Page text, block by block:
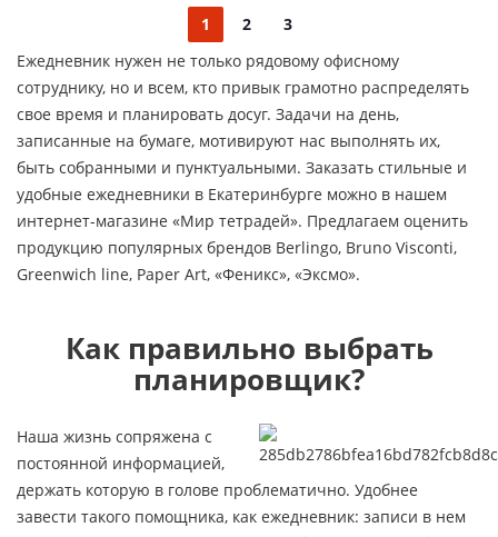
1 2
3
Ежедневник нужен не только рядовому офисному
сотруднику, но и всем, кто привык грамотно распределять
свое время и планировать досуг. Задачи на день,
записанные на бумаге, мотивируют нас выполнять их,
быть собранными и пунктуальными. Заказать стильные и
удобные ежедневники в Екатеринбурге можно в нашем
интернет-магазине «Мир тетрадей». Предлагаем оценить
продукцию популярных брендов Berlingo, Bruno Visconti,
Greenwich line, Paper Art, «Феникс», «Эксмо».
Как правильно выбрать
планировщик?
Наша жизнь сопряжена с
постоянной информацией,
держать которую в голове проблематично. Удобнее
завести такого помощника, как ежедневник: записи в нем